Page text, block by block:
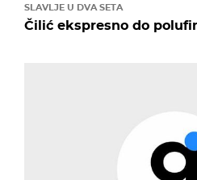
SLAVLJE U DVA SETA
Čilić ekspresno do